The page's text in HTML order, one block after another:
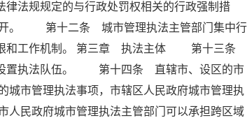
法规规定的与行政处罚权相关的行政强制措
。 第十二条 城市管理执法主管部门集中行
限和工作机制。 第三章 执法主体 第十三条
设置执法队伍。 第十四条 直辖市、设区的市
市管理执法事项，市辖区人民政府城市管理执
民政府城市管理执法主管部门可以承担跨区域